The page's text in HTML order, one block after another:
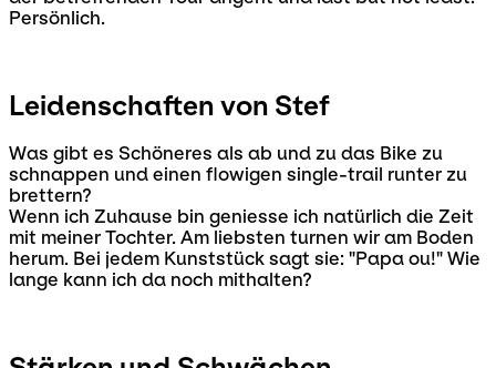
Persönlich.
Leidenschaften von Stef
Was gibt es Schöneres als ab und zu das Bike zu
schnappen und einen flowigen single-trail runter zu
brettern?
Wenn ich Zuhause bin geniesse ich natürlich die Zeit
mit meiner Tochter. Am liebsten turnen wir am Boden
herum. Bei jedem Kunststück sagt sie: "Papa ou!" Wie
lange kann ich da noch mithalten?